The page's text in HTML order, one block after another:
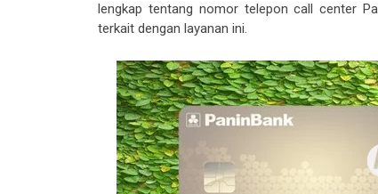
lengkap tentang nomor telepon call center
terkait dengan layanan ini.